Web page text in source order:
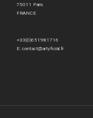
75011 Paris
FRANCE
+33(0)651981716
E: contact@artyficial.fr